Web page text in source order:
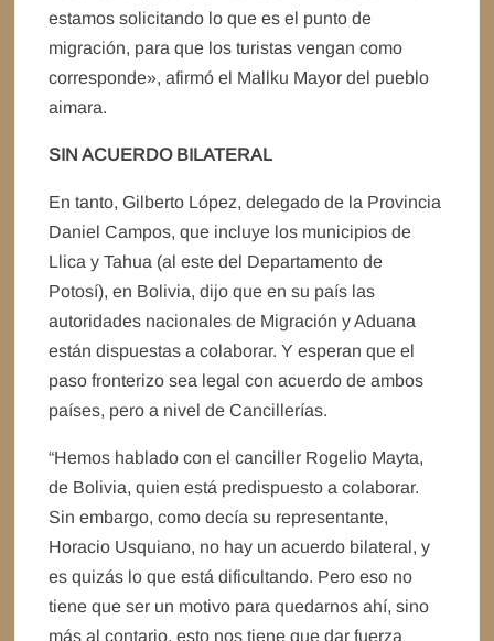
estamos solicitando lo que es el punto de
migración, para que los turistas vengan como
corresponde», afirmó el Mallku Mayor del pueblo
aimara.
SIN ACUERDO BILATERAL
En tanto, Gilberto López, delegado de la Provincia
Daniel Campos, que incluye los municipios de
Llica y Tahua (al este del Departamento de
Potosí), en Bolivia, dijo que en su país las
autoridades nacionales de Migración y Aduana
están dispuestas a colaborar. Y esperan que el
paso fronterizo sea legal con acuerdo de ambos
países, pero a nivel de Cancillerías.
“Hemos hablado con el canciller Rogelio Mayta,
de Bolivia, quien está predispuesto a colaborar.
Sin embargo, como decía su representante,
Horacio Usquiano, no hay un acuerdo bilateral, y
es quizás lo que está dificultando. Pero eso no
tiene que ser un motivo para quedarnos ahí, sino
más al contario, esto nos tiene que dar fuerza